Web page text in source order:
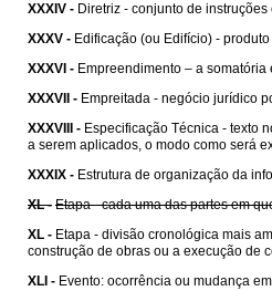
XXXIV - Diretriz - conjunto de
XXXV - Edificação (ou Edifício) -
XXXVI - Empreendimento – a
XXXVII - Empreitada - negócio jurídico
XXXVIII - Especificação Técnica - texto
a serem aplicados, o modo como será
XXXIX - Estrutura de organização da
XL - Etapa - cada uma das partes em
XL - Etapa - divisão cronológica mais
construção de obras ou a execução de
XLI - Evento: ocorrência ou mudança